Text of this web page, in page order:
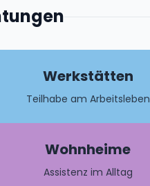
Werkstätten
Teilhabe am Arbeitsleben
Wohnheime
Assistenz im Alltag